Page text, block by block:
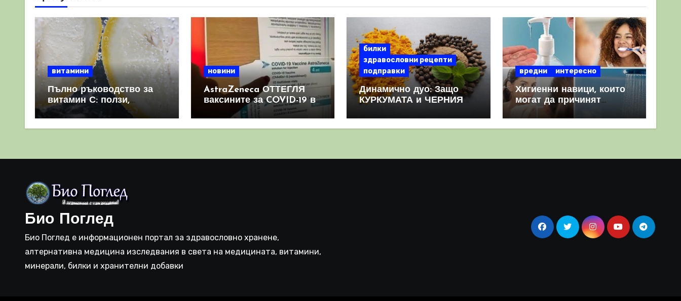
витамини
Пълно ръководство за
витамин С: ползи,
източници и защо е
важен за имунната
новини
AstraZeneca ОТТЕГЛЯ
ваксините за COVID-19 в
световен мащаб, след
като призна, че те
билки
здравословни рецепти
подправки
Динамично дуо: Защо
КУРКУМАТА и ЧЕРНИЯ
комбинация
вредни интересно
Хигиенни навици, които
могат да причинят
повече вреда, отколкото
полза
Био Поглед
Био Поглед е информационен портал за здравословно хранене,
алтернативна медицина изследвания в света на медицината, витамини,
минерали, билки и хранителни добавки